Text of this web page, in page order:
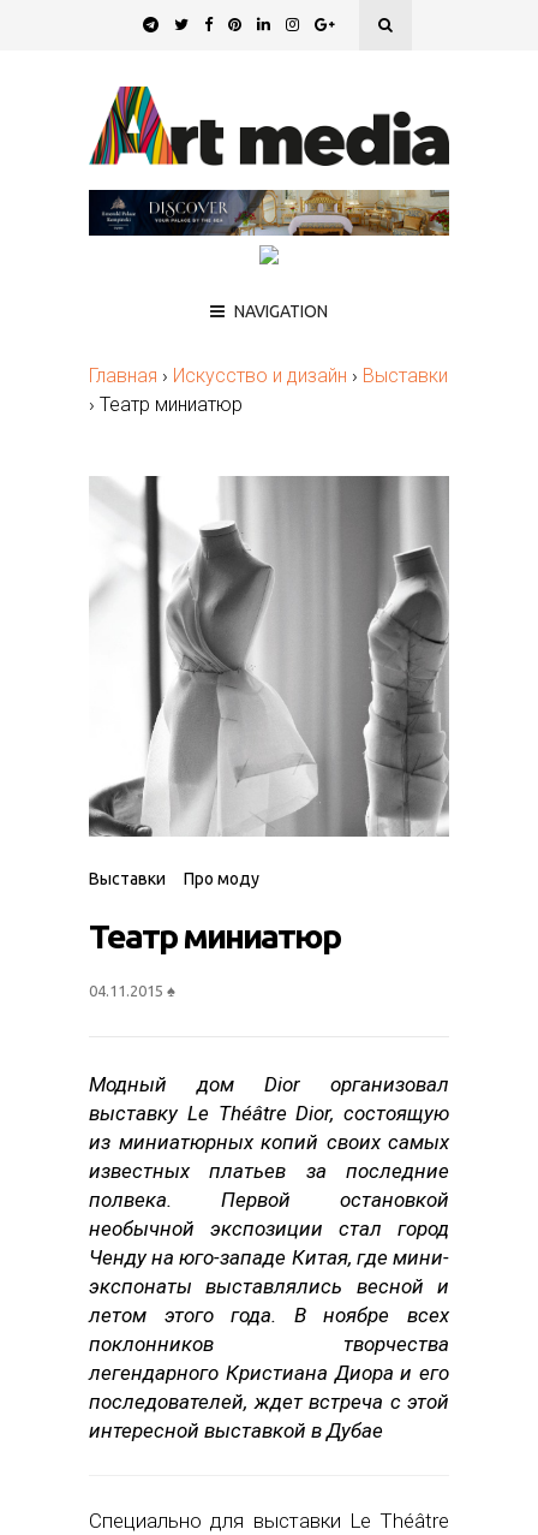
NAVIGATION
Главная › Искусство и дизайн › Выставки
› Театр миниатюр
Выставки Про моду
Театр миниатюр
04.11.2015 ♠
Модный дом Dior организовал
выставку Le Théâtre Dior, состоящую
из миниатюрных копий своих самых
известных платьев за последние
полвека. Первой остановкой
необычной экспозиции стал город
Ченду на юго-западе Китая, где мини-
экспонаты выставлялись весной и
летом этого года. В ноябре всех
поклонников творчества
легендарного Кристиана Диора и его
последователей, ждет встреча с этой
интересной выставкой в Дубае
Специально для выставки Le Théâtre